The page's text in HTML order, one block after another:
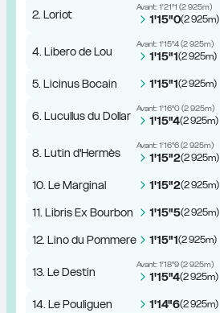
2. Loriot
Avant:1'21"1 (2 925m)
1'15"0(2 925m)
4. Libero de Lou
Avant:1'15"4(2 925m)
1'15"1(2 925m)
5. Licinus Bocain 1'15"1(2 925m)
6. Lucullus du Dollar
Avant:1'16"0(2 925m)
1'15"4(2 925m)
8. Lutin d'Hermès
Avant:1'16"6(2 925m)
1'15"2(2 925m)
10. Le Marginal 1'15"2(2 925m)
11. Libris Ex Bourbon 1'15"5(2 925m)
12. Lino du Pommereux 1'15"1(2 925m)
13. Le Destin
Avant:1'18"9(2 925m)
1'15"4(2 925m)
14. Le Pouliguen 1'14"6(2 925m)